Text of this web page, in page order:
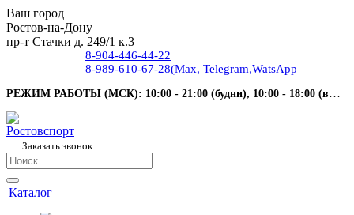
Ваш город
Ростов-на-Дону
пр-т Стачки д. 249/1 к.3
8-904-446-44-22
8-989-610-67-28(Max, Telegram,WatsApp
РЕЖИМ РАБОТЫ (МСК): 10:00 - 21:00 (будни), 10:00 - 18:00 (выходные).
Заказать звонок
Каталог